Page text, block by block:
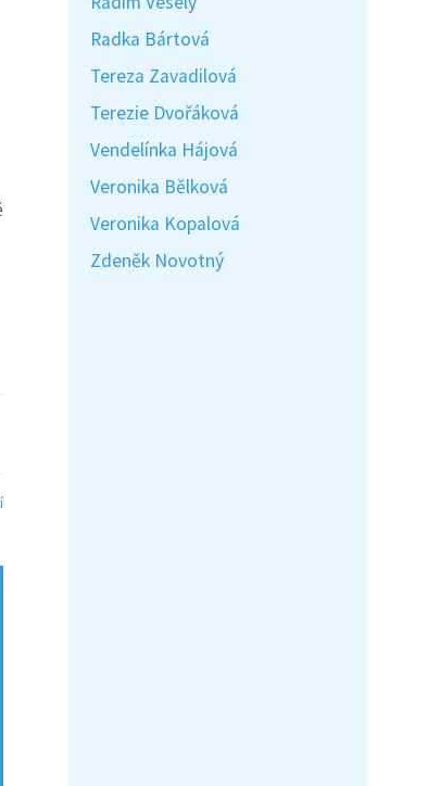
Radka Bártová
Tereza Zavadilová
Terezie Dvořáková
Vendelínka Hájová
Veronika Bělková
Veronika Kopalová
Zdeněk Novotný